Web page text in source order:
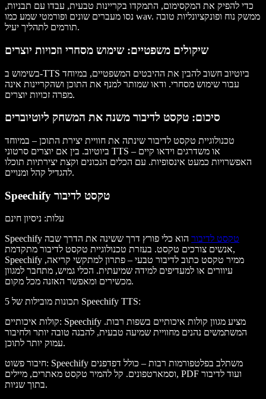
כדי להפיק את המקסימום, התמקדו בקריינות טבעית, עבדו עם תבניות,
נסו מעברים שונים ופורמטי שמע wav . ממשק נוח ופונקציונליות טובה
תורמים לתהליך יעיל .
שיקולים משפטיים: שימוש מסחרי וזכויות יוצרים
בשימוש ב-TTS ביוטיוב חשוב להבין את ההיבטים המשפטיים, במיוחד
עבור שימוש מסחרי. ודאו שמותר למנף את התוכן ושהקריינות אינה
מפרה זכויות יוצרים.
סיכום: טקסט לדיבור משנה את המשחק ליוטיוברים
טכנולוגיית טקסט לדיבור שינתה את חוויית יצירת התוכן – במיוחד
ביוטיוב. בין אם יוצרים סרטוני TTS או משדרגים וידאו קיים –
האפשרויות כמעט אינסופיות. עם הכלים הנכונים וקצת יצירתיות תוכלו
להגדיל קהל ומנויים .
Speechify טקסט לדיבור
עלות: ניסיון חינם
Speechify
טקסט לדיבור הוא כלי פורץ דרך ששינה את הדרך שבה
אנשים צורכים טקסט. בעזרת טכנולוגיית טקסט לדיבור מתקדמת,
Speechify ממיר טקסט כתוב לדיבור טבעי – פתרון למתקשי קריאה,
עיוורים או למעדיפים למידה שמיעתית. הכלי גמיש, מתחבר למגוון
מכשירים ומאפשר האזנה מכל מקום.
5 תכונות מובילות של Speechify TTS:
קולות איכותיים: Speechify מציע מגוון קולות איכותיים בשפות רבות.
המשתמשים נהנים מחוויית שמיעה טבעית, להבנה טובה יותר ולחיבור
עמוק יותר לתוכן.
חיבור פשוט: Speechify משתלב בפלטפורמות רבות – כולל דפדפנים
וסמארטפונים. קל להמיר טקסט מאתרים, מיילים, PDF ועוד לדיבור
בתוך שניות.